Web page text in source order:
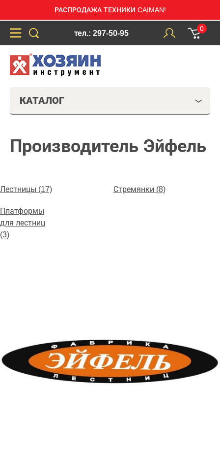
РАСПРОДАЖА ТЕХНИКИ CAIMAN!
тел.: 297-50-95
0
КАТАЛОГ
Производитель Эйфель
Лестницы (17)
Платформы
для лестниц
(3)
Стремянки (8)